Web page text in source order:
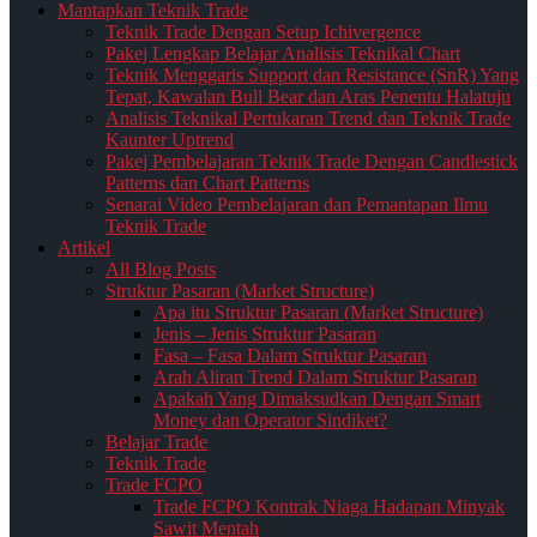
Mantapkan Teknik Trade
Teknik Trade Dengan Setup Ichivergence
Pakej Lengkap Belajar Analisis Teknikal Chart
Teknik Menggaris Support dan Resistance (SnR) Yang
Tepat, Kawalan Bull Bear dan Aras Penentu Halatuju
Analisis Teknikal Pertukaran Trend dan Teknik Trade
Kaunter Uptrend
Pakej Pembelajaran Teknik Trade Dengan Candlestick
Patterns dan Chart Patterns
Senarai Video Pembelajaran dan Pemantapan Ilmu
Teknik Trade
Artikel
All Blog Posts
Struktur Pasaran (Market Structure)
Apa itu Struktur Pasaran (Market Structure)
Jenis – Jenis Struktur Pasaran
Fasa – Fasa Dalam Struktur Pasaran
Arah Aliran Trend Dalam Struktur Pasaran
Apakah Yang Dimaksudkan Dengan Smart
Money dan Operator Sindiket?
Belajar Trade
Teknik Trade
Trade FCPO
Trade FCPO Kontrak Niaga Hadapan Minyak
Sawit Mentah